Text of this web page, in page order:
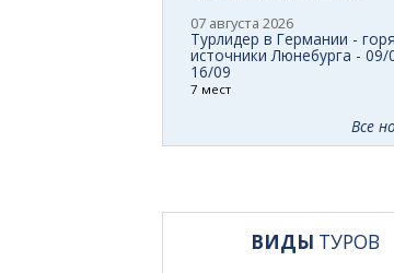
07 августа 2026
Турлидер в Германии -
источники Люнебурга - 09/
16/09
7 мест
Все
ВИДЫ ТУРОВ